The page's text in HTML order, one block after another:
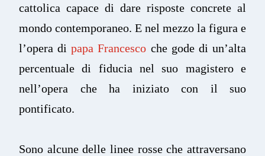
cattolica capace di dare risposte concrete al
mondo contemporaneo. E nel mezzo la figura e
l’opera dipapa Francesco che gode di un’alta
percentuale di fiducia nel suo magistero e
nell’opera che ha iniziato con il suo
pontificato.
Sono alcune delle linee rosse che attraversano